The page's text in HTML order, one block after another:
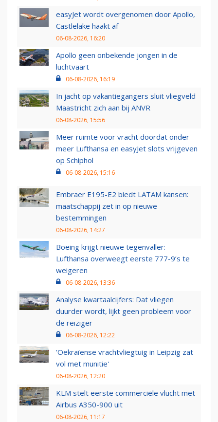
easyJet wordt overgenomen door Apollo,
Castlelake haakt af
06-08-2026, 16:20
Apollo geen onbekende jongen in de
luchtvaart
06-08-2026, 16:19
In jacht op vakantiegangers sluit vliegveld
Maastricht zich aan bij ANVR
06-08-2026, 15:56
Meer ruimte voor vracht doordat onder
meer Lufthansa en easyJet slots vrijgeven
op Schiphol
06-08-2026, 15:16
Embraer E195-E2 biedt LATAM kansen:
maatschappij zet in op nieuwe
bestemmingen
06-08-2026, 14:27
Boeing krijgt nieuwe tegenvaller:
Lufthansa overweegt eerste 777-9’s te
weigeren
06-08-2026, 13:36
Analyse kwartaalcijfers: Dat vliegen
duurder wordt, lijkt geen probleem voor
de reiziger
06-08-2026, 12:22
'Oekraïense vrachtvliegtuig in Leipzig zat
vol met munitie'
06-08-2026, 12:20
KLM stelt eerste commerciële vlucht met
Airbus A350-900 uit
06-08-2026, 11:17